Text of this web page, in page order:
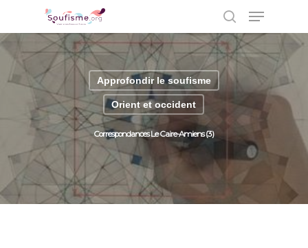
Hit enter to search or ESC to close
Approfondir le soufisme
Orient et occident
Correspondances Le Caire-Amiens (3)